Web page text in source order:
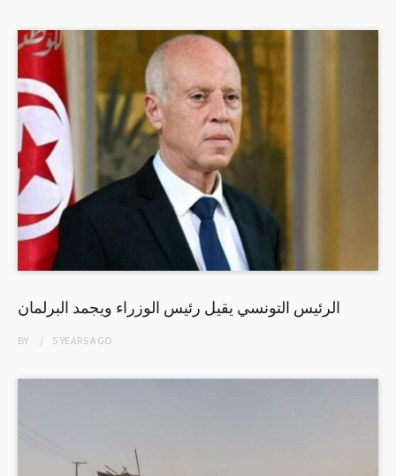
الرئيس التونسي يقيل رئيس الوزراء ويجمد البرلمان
BY 5 YEARSAGO